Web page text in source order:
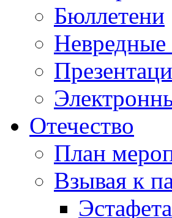
Бюллетени
Невредные
Отечество
План
Взывая к